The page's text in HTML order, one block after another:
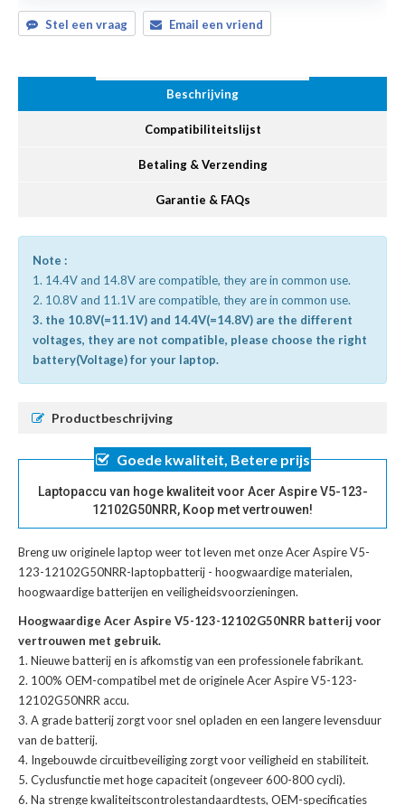
Stel een vraag Email een vriend
Beschrijving
Compatibiliteitslijst
Betaling & Verzending
Garantie & FAQs
Note :
1. 14.4V and 14.8V are compatible, they are in common use.
2. 10.8V and 11.1V are compatible, they are in common use.
3. the 10.8V(=11.1V) and 14.4V(=14.8V) are the different
voltages, they are not compatible, please choose the right
battery(Voltage) for your laptop.
Productbeschrijving
Goede kwaliteit, Betere prijs
Laptopaccu van hoge kwaliteit voor Acer Aspire V5-123-
12102G50NRR, Koop met vertrouwen!
Breng uw originele laptop weer tot leven met onzeAcer Aspire V5-
123-12102G50NRR-laptopbatterij - hoogwaardige materialen,
hoogwaardige batterijen en veiligheidsvoorzieningen.
Hoogwaardige Acer Aspire V5-123-12102G50NRR batterij voor
vertrouwen met gebruik.
Nieuwe batterij en is afkomstig van een professionele fabrikant.
100% OEM-compatibel met deoriginele Acer Aspire V5-123-
12102G50NRR accu.
A grade batterij zorgt voor snel opladen en een langere levensduur
van de batterij.
Ingebouwde circuitbeveiliging zorgt voor veiligheid en stabiliteit.
Cyclusfunctie met hoge capaciteit (ongeveer 600-800 cycli).
Na strenge kwaliteitscontrolestandaardtests, OEM-specificaties